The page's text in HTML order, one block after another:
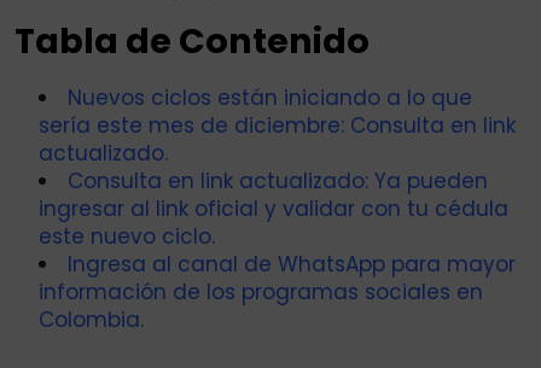
Tabla de Contenido
Nuevos ciclos están iniciando a lo que
sería este mes de diciembre: Consulta en link
actualizado.
Consulta en link actualizado: Ya pueden
ingresar al link oficial y validar con tu cédula
este nuevo ciclo.
Ingresa al canal de WhatsApp para mayor
información de los programas sociales en
Colombia.